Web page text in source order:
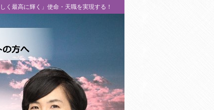
最高に輝く」使命・天職を実現する！